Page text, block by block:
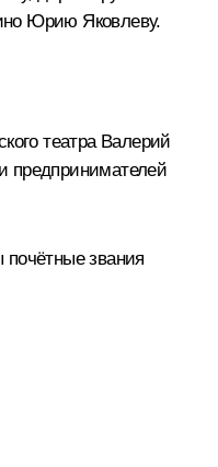
Юрию Яковлеву.
театра Валерий
предпринимателей
почётные звания